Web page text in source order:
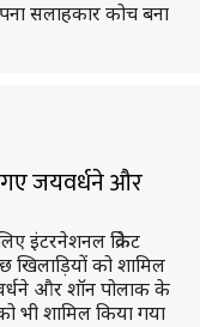
सलाहकार कोच बना
जयवर्धने और
इंटरनेशनल क्रिकेट
को शामिल
और शॉन पोलाक के
को भी शामिल किया गया